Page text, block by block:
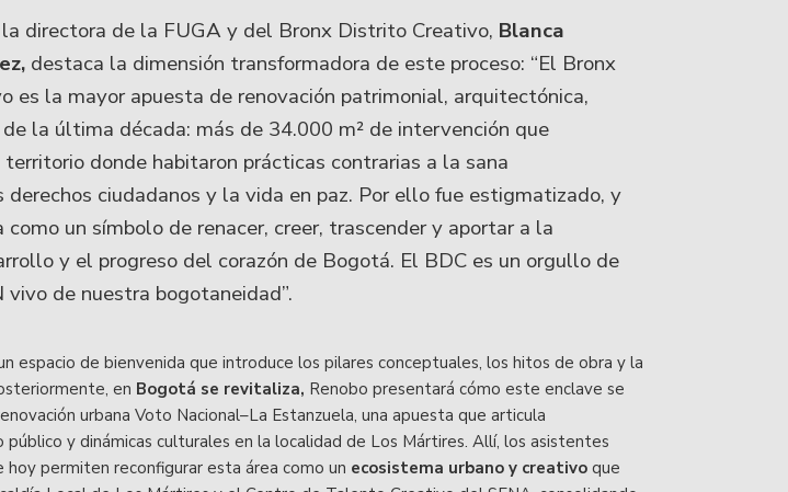
la directora de la FUGA y del Bronx Distrito Creativo, Blanca
destaca la dimensión transformadora de este proceso: “El Bronx
es la mayor apuesta de renovación patrimonial, arquitectónica,
la última década: más de 34.000 m² de intervención que
donde habitaron prácticas contrarias a la sana
derechos ciudadanos y la vida en paz. Por ello fue estigmatizado, y
como un símbolo de renacer, creer, trascender y aportar a la
y el progreso del corazón de Bogotá. El BDC es un orgullo de
vivo de nuestra bogotaneidad”.
espacio de bienvenida que introduce los pilares conceptuales, los hitos de obra y la
en Bogotá se revitaliza, Renobo presentará cómo este enclave se
urbana Voto Nacional–La Estanzuela, una apuesta que articula
público y dinámicas culturales en la localidad de Los Mártires. Allí, los asistentes
hoy permiten reconfigurar esta área como un ecosistema urbano y creativo que